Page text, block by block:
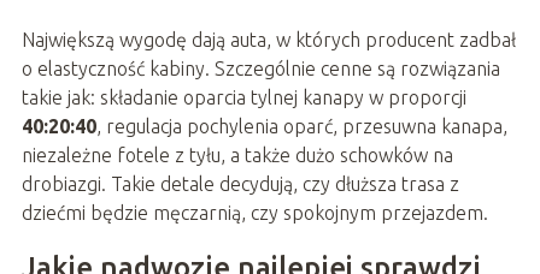
Największą wygodę dają auta, w których producent zadbał
o elastyczność kabiny. Szczególnie cenne są rozwiązania
takie jak: składanie oparcia tylnej kanapy w proporcji
40:20:40, regulacja pochylenia oparć, przesuwna kanapa,
niezależne fotele z tyłu, a także dużo schowków na
drobiazgi. Takie detale decydują, czy dłuższa trasa z
dziećmi będzie męczarnią, czy spokojnym przejazdem.